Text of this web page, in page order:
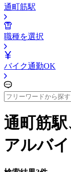
通町筋駅
職種を選択
バイク通勤OK
通町筋
アルバ